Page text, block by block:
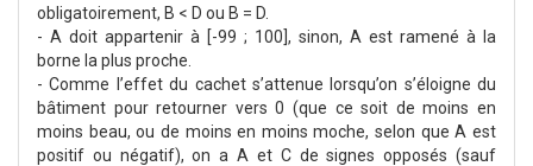
obligatoirement, B < D ou B = D.
- A doit appartenir à [-99 ; 100], sinon, A est ramené à la
borne la plus proche.
- Comme l’effet du cachet s’attenue lorsqu’on s’éloigne du
bâtiment pour retourner vers 0 (que ce soit de moins en
moins beau, ou de moins en moins moche, selon que A est
positif ou négatif), on a A et C de signes opposés (sauf